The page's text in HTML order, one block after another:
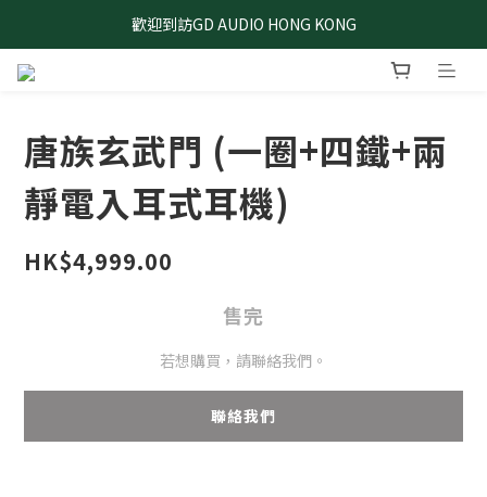
歡迎到訪GD AUDIO HONG KONG
唐族玄武門 (一圈+四鐵+兩
靜電入耳式耳機)
HK$4,999.00
售完
若想購買，請聯絡我們。
聯絡我們